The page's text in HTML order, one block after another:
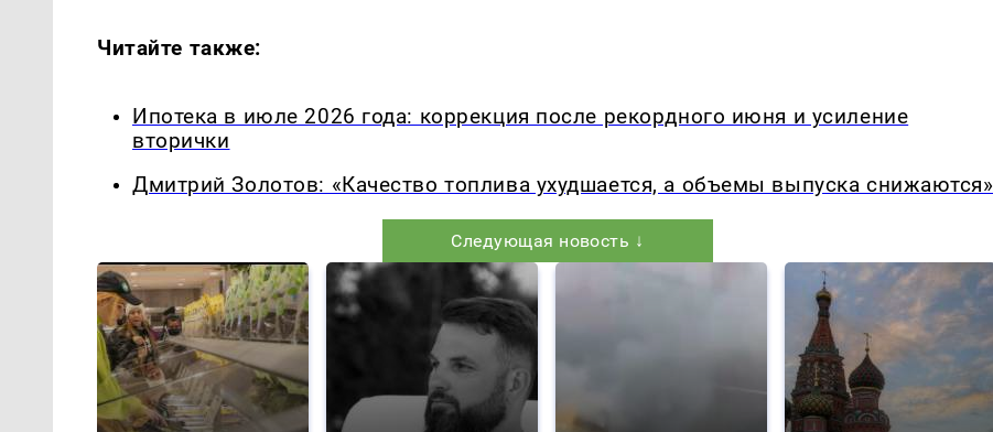
Читайте также:
Ипотека в июле 2026 года: коррекция после рекордного июня и усиление
вторички
Дмитрий Золотов: «Качество топлива ухудшается, а объемы выпуска снижаются»
Следующая новость ↓